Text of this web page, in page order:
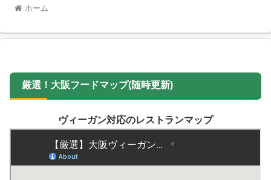
ホーム
厳選！大阪フードマップ(随時更新)
ヴィーガン対応のレストランマップ